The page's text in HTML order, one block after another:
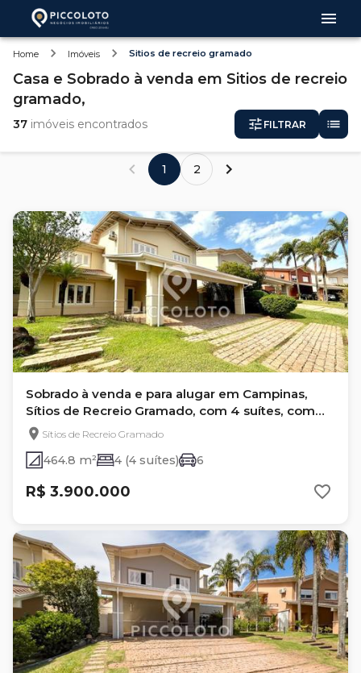
Home Imóveis Sitios de recreio gramado
Casa e Sobrado à venda em Sitios de recreio
gramado,
37 imóveis encontrados FILTRAR
1 2
Sobrado à venda e para alugar em Campinas,
Sítios de Recreio Gramado, com 4 suítes, com
464.8 m²
Sítios de Recreio Gramado
464.8 m² 4 (4 suítes) 6
R$ 3.900.000